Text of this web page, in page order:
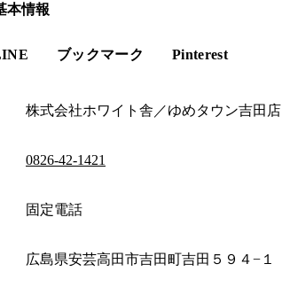
本情報
ブックマーク Pinterest
株式会社ホワイト舎／ゆめタウン吉田店
0826-42-1421
固定電話
広島県安芸高田市吉田町吉田５９４−１